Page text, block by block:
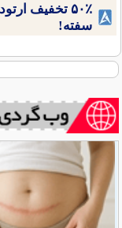
۵۰٪ تخفیف
سفته!